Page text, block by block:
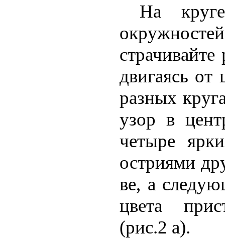
На круге-
двигаясь от
разных
узор в
четыре
остриями
ве, а
цвета
(рис.2 а).